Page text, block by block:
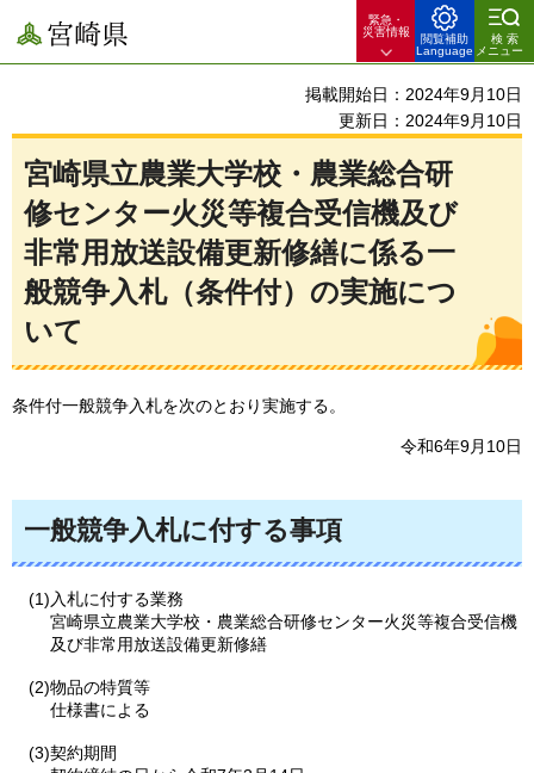
宮崎県
緊急・
災害情報
閲覧補助
Language
検索
メニュー
掲載開始日：2024年9月10日
更新日：2024年9月10日
宮崎県立農業大学校・農業総合研
修センター火災等複合受信機及び
非常用放送設備更新修繕に係る一
般競争入札（条件付）の実施につ
いて
条件付一般競争入札を次のとおり実施する。
令和6年9月10日
一般競争入札に付する事項
(1)入札に付する業務
宮崎県立農業大学校・農業総合研修センター火災等複合受信機
及び非常用放送設備更新修繕
(2)物品の特質等
仕様書による
(3)契約期間